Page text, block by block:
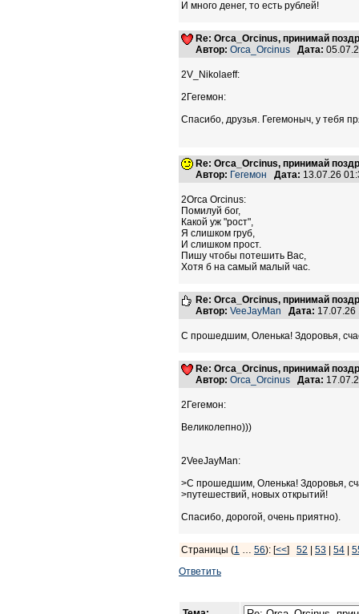
И много денег, то есть рублей!
Re: Orca_Orcinus, принимай
Автор: Orca_Orcinus Дата:
2V_Nikolaeff:
2Гегемон:
Спасибо, друзья. Гегемоныч, у тебя
Re: Orca_Orcinus, принимай
Автор: Гегемон Дата: 13.07.26
2Orca Orcinus:
Помилуй бог,
Какой уж "рост",
Я слишком груб,
И слишком прост.
Пишу чтобы потешить Вас,
Хотя б на самый малый час.
Re: Orca_Orcinus, принимай
Автор: VeeJayMan Дата:
С прошедшим, Оленька! Здоровья,
Re: Orca_Orcinus, принимай
Автор: Orca_Orcinus Дата:
2Гегемон:
Великолепно)))
2VeeJayMan:
>С прошедшим, Оленька! Здоровья,
>путешествий, новых открытий!
Спасибо, дорогой, очень приятно).
Страницы (1 … 56): [<<] 52 53 54
Ответить